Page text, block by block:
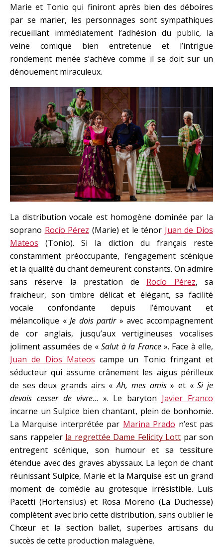
Marie et Tonio qui finiront après bien des déboires
par se marier, les personnages sont sympathiques
recueillant immédiatement l’adhésion du public, la
veine comique bien entretenue et l’intrigue
rondement menée s’achève comme il se doit sur un
dénouement miraculeux.
La distribution vocale est homogène dominée par la
soprano Rocío Pérez (Marie) et le ténor Juan de Dios
Mateos (Tonio). Si la diction du français reste
constamment préoccupante, l’engagement scénique
et la qualité du chant demeurent constants. On admire
sans réserve la prestation de Rocío Pérez, sa
fraicheur, son timbre délicat et élégant, sa facilité
vocale confondante depuis l’émouvant et
mélancolique «Je dois partir» avec accompagnement
de cor anglais, jusqu’aux vertigineuses vocalises
joliment assumées de «Salut à la France». Face à elle,
Juan de Dios Mateos campe un Tonio fringant et
séducteur qui assume crânement les aigus périlleux
de ses deux grands airs «Ah, mes amis» et «Si je
devais cesser de vivre… ». Le baryton Javier Franco
incarne un Sulpice bien chantant, plein de bonhomie.
La Marquise interprétée par Marina Prado n’est pas
sans rappeler la regrettée Dame Felicity Lott par son
entregent scénique, son humour et sa tessiture
étendue avec des graves abyssaux. La leçon de chant
réunissant Sulpice, Marie et la Marquise est un grand
moment de comédie au grotesque irrésistible. Luis
Pacetti (Hortensius) et Rosa Moreno (La Duchesse)
complètent avec brio cette distribution, sans oublier le
Chœur et la section ballet, superbes artisans du
succès de cette production malaguène.